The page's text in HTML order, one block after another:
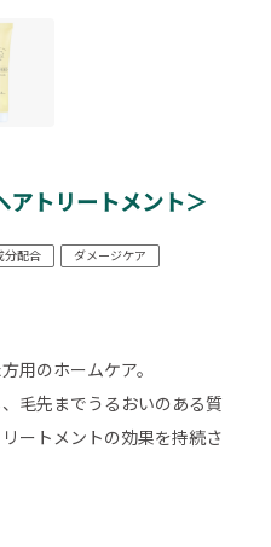
アトリートメント＞
分配合 ダメージケア
用のホームケア。
毛先までうるおいのある質
ートメントの効果を持続さ